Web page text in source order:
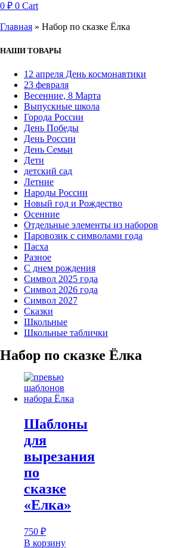
0 ₽ 0 Cart
Главная » Набор по сказке Ёлка
НАШИ ТОВАРЫ
12 апреля День космонавтики
23 февраля
Весенние, 8 Марта
Выпускные школа
Города России
День Победы
День России
День Семьи
Дети
детский сад
Летние
Народы России
Новый год и Рождество
Осенние
Отдельные элементы из наборов
Паровозик с символами года
Пасха
Разное
С днем рождения
Символ 2025 года
Символ 2026 года
Символ 2027
Сказки
Школьные
Школьные таблички
Набор по сказке Ёлка
Шаблоны
для
вырезания
по
сказке
«Елка»
750 ₽
В корзину